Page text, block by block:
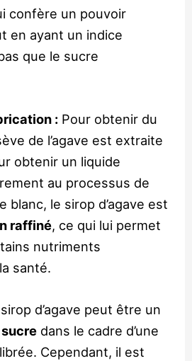
confère un pouvoir
en ayant un indice
que le sucre
: Pour obtenir du
de l’agave est extraite
obtenir un liquide
au processus de
blanc, le sirop d’agave est
raffiné, ce qui lui permet
nutriments
santé.
d’agave peut être un
dans le cadre d’une
Cependant, il est